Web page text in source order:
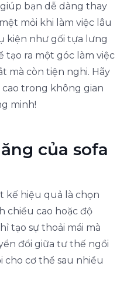
bạn dễ dàng thay
mỏi khi làm việc lâu
kiện như gối tựa lưng
tạo ra một góc làm việc
mà còn tiện nghi. Hãy
cao trong không gian
minh!
của sofa
kế hiệu quả là chọn
chiều cao hoặc độ
tạo sự thoải mái mà
đổi giữa tư thế ngồi
cho cơ thể sau nhiều